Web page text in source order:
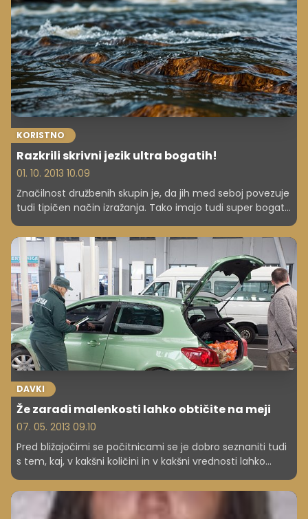
KORISTNO
Razkrili skrivni jezik ultra bogatih!
01. 10. 2013 10.09
Značilnost družbenih skupin je, da jih med seboj povezuje
tudi tipičen način izražanja. Tako imajo tudi super bogat
svoj žargon. Spoznajte ga!
DAVKI
Že zaradi malenkosti lahko obtičite na meji
07. 05. 2013 09.10
Pred bližajočimi se počitnicami se je dobro seznaniti tudi
s tem, kaj, v kakšni količini in v kakšni vrednosti lahko
izvozimo in uvozimo, ko potujemo v tujino. S tem boste
preprečili morebitne nevšečnosti na meji in poskrbeli za
čim bolj nemotene počitnice.